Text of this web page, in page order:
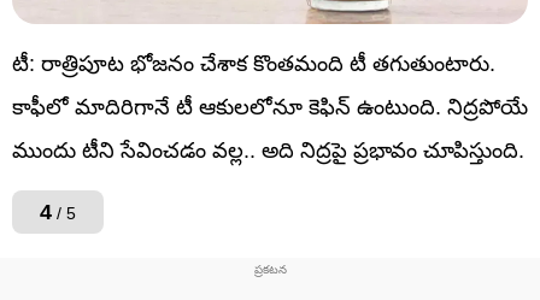
టీ: రాత్రిపూట భోజనం చేశాక కొంతమంది టీ తగుతుంటారు.
కాఫీలో మాదిరిగానే టీ ఆకులలోనూ కెఫిన్ ఉంటుంది. నిద్రపోయే
ముందు టీని సేవించడం వల్ల.. అది నిద్రపై ప్రభావం చూపిస్తుంది.
4 / 5